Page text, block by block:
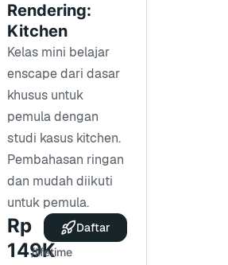
Rendering:
Kitchen
Kelas mini belajar
enscape dari dasar
khusus untuk
pemula dengan
studi kasus kitchen.
Pembahasan ringan
dan mudah diikuti
untuk pemula.
Rp
149K
/lifetime
Daftar